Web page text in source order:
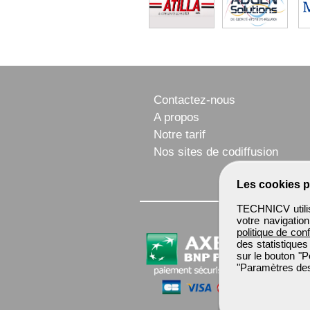
Les cookies
TECHNICV
votre
politique de
des
sur le bouton
"Paramètres
Contactez-nous
A propos
Notre tarif
Nos sites de codiffusion